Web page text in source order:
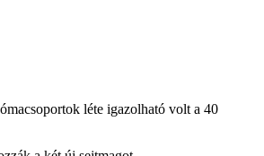
léte igazolható volt a 40